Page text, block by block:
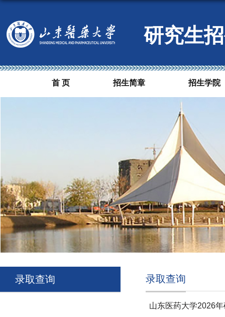
研究生
首 页 招生简章 招生学院
录取查询 录取查询
山东医药大学2026